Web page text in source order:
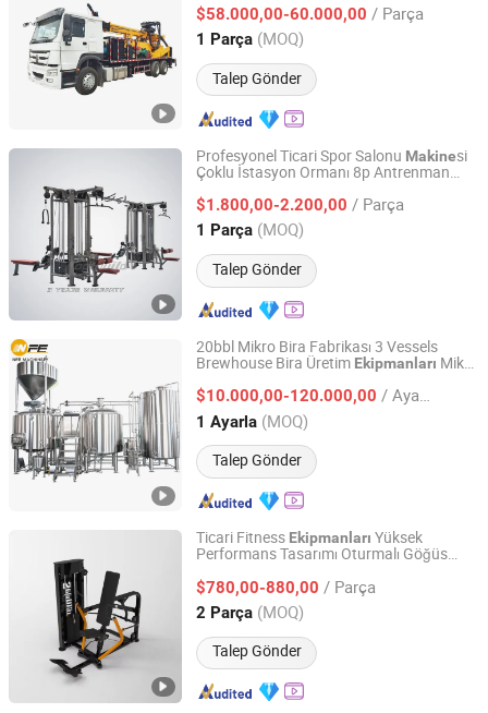
Tezgahı Ekipmanı
$58.000,00-60.000,00 / Parça
1 Parça (MOQ)
Talep Gönder
Beijing, China Fiyat 2018
Profesyonel Ticari Spor Salonu Makinesi
Çoklu İstasyon Ormanı 8p Antrenman
Malzemeleri Spor Çin Fabrika Tedarik
Fitness
Ekipmanları
$1.800,00-2.200,00 / Parça
1 Parça (MOQ)
Talep Gönder
Shandong Coolbuild Fitness Equipment Co., Ltd
Shandong, China Fiyat 2024
20bbl Mikro Bira Fabrikası 3 Vessels
Brewhouse Bira Üretim Ekipmanları Mikro
FabrikaEkipmanlarıBira YapımMakine
Brewpub
Ekipmanları
$10.000,00-120.000,00 / Ayarla
1 Ayarla (MOQ)
Talep Gönder
NFE Machinery Co., Ltd.
Shandong, China Fiyat 2025
Ticari Fitness Ekipmanları Yüksek
Performans Tasarımı Oturmalı Göğüs
SalonuMakinesi
$780,00-880,00 / Parça
2 Parça (MOQ)
Talep Gönder
Shandong Yuwei Fitness Equipment Co., Ltd
Shandong, China Fiyat 2026